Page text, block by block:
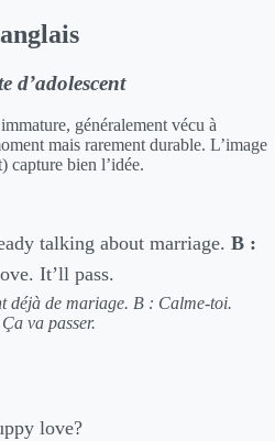
d’adolescent
généralement vécu à
mais rarement durable. L’image
capture bien l’idée.
talking about marriage. B :
It’ll pass.
déjà de mariage. B : Calme-toi.
va passer.
love?